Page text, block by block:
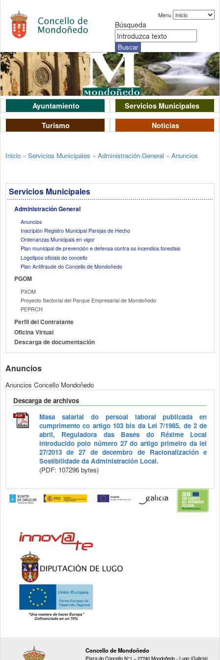
Menu
Búsqueda
Ayuntamiento
Servicios Municipales
Turismo
Noticias
Inicio » Servicios Municipales » Administración General » Anuncios
Servicios Municipales
Administración General
Anuncios
Inscripión Registro Municipal Parejas de Hecho
Ordenanzas Municipais en vigor
Plan municipal de prevención e defensa contra os incendios forestais
Logotipos oficiais do concello
Plan Antifraude do Concello de Mondoñedo
PGOM
PXOM
Proyecto Sectorial del Parque Empresarial de Mondoñedo
PEPRCH
Perfil del Contratante
Oficina Virtual
Descarga de documentación
Anuncios
Anuncios Concello Mondoñedo
Descarga de archivos
Masa salarial do persoal laboral publicada en
cumprimento co artigo 103 bis da Lei 7/1985, de 2 de
abril, Reguladora das Bases do Réxime Local
introducido polo número 27 do artigo primeiro da lei
27/2013 de 27 de decembro de Racionalización e
Sostibilidade da Administración Local.
(PDF: 107296 bytes)
Concello de Mondoñedo